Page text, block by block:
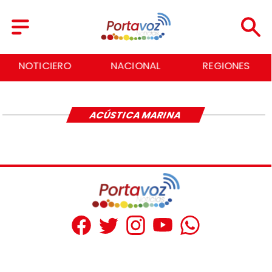
NOTICIERO NACIONAL REGIONES
ACÚSTICA MARINA